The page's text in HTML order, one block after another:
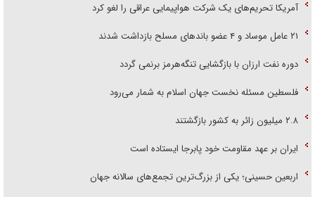
آمریکا تحریم‌های یک شرکت هواپیمایی عراقی را لغو کرد
۲۱ عامل موساد و ۴ عضو باند‌های مسلح بازداشت شدند
دوره نفت ارزان با بازگشایی تنگه‌هرمز برنمی گردد
فلسطین مسئله نخست جهان اسلام به شمار می‌رود
۲.۸ میلیون زائر به کشور بازگشتند
ایران بر عهد مقاومت خود پابرجا ایستاده است
اربعین حسینی؛ یکی از بزرگ‌ترین تجمع‌های سالانه جهان